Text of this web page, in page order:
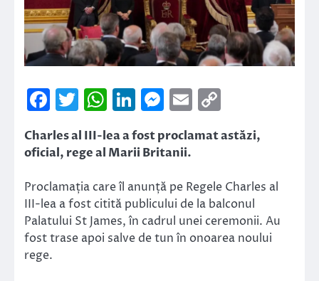
Facebook
Twitter
WhatsApp
LinkedIn
Messenger
Email
Link
Charles al III-lea a fost proclamat astăzi,
oficial, rege al Marii Britanii.
Proclamația care îl anunță pe Regele Charles al
III-lea a fost citită publicului de la balconul
Palatului St James, în cadrul unei ceremonii. Au
fost trase apoi salve de tun în onoarea noului
rege.